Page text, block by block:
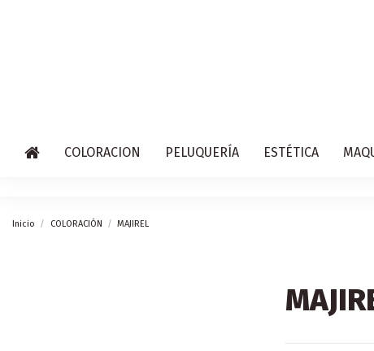
COLORACION PELUQUERÍA ESTÉTICA
Inicio COLORACIÓN MAJIREL